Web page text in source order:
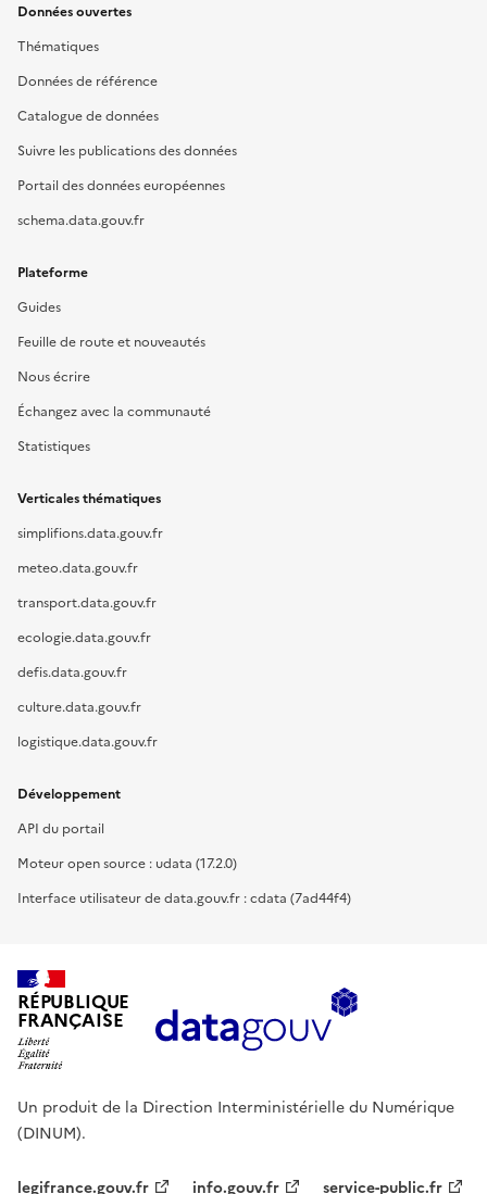
Données ouvertes
Thématiques
Données de référence
Catalogue de données
Suivre les publications des données
Portail des données européennes
schema.data.gouv.fr
Plateforme
Guides
Feuille de route et nouveautés
Nous écrire
Échangez avec la communauté
Statistiques
Verticales thématiques
simplifions.data.gouv.fr
meteo.data.gouv.fr
transport.data.gouv.fr
ecologie.data.gouv.fr
defis.data.gouv.fr
culture.data.gouv.fr
logistique.data.gouv.fr
Développement
API du portail
Moteur open source : udata (17.2.0)
Interface utilisateur de data.gouv.fr : cdata (7ad44f4)
RÉPUBLIQUE
FRANÇAISE
Un produit de la Direction Interministérielle du Numérique
(DINUM).
legifrance.gouv.fr info.gouv.fr service-public.fr